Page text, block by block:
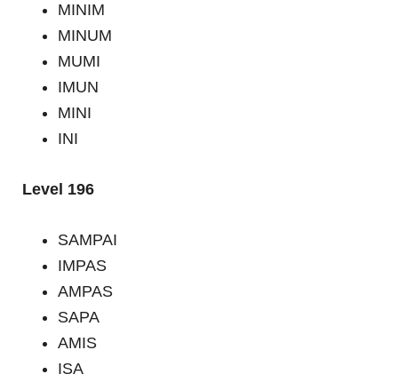
MINIM
MINUM
MUMI
IMUN
MINI
INI
Level 196
SAMPAI
IMPAS
AMPAS
SAPA
AMIS
ISA